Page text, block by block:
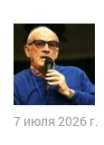
7 июля 2026 г.